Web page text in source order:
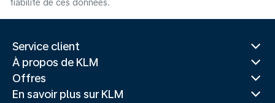
fiabilité de ces données.
Service client
À propos de KLM
Offres
En savoir plus sur KLM